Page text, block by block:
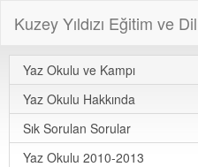
Kuzey Yıldızı Eğitim ve
Yaz Okulu ve Kampı
Yaz Okulu Hakkında
Sık Sorulan Sorular
Yaz Okulu 2010-2013